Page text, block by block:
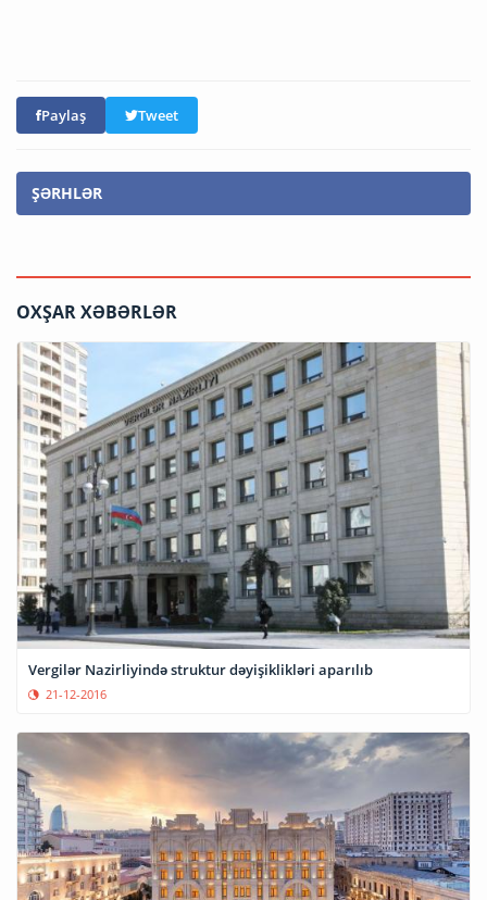
Paylaş Tweet
ŞƏRHLƏR
OXŞAR XƏBƏRLƏR
Vergilər Nazirliyində struktur dəyişiklikləri aparılıb
21-12-2016